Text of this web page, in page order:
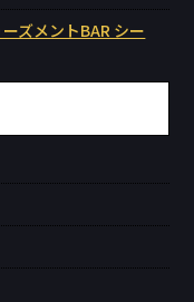
ズメントBAR シー